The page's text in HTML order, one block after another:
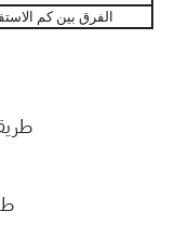
الفرق بين كم